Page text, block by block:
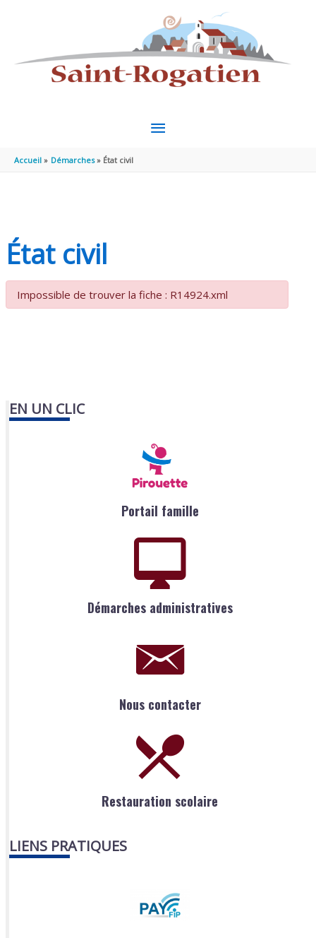
MENU
Accueil Démarches État civil
État civil
Impossible de trouver la fiche : R14924.xml
EN UN CLIC
Portail famille
Démarches administratives
Nous contacter
Restauration scolaire
LIENS PRATIQUES